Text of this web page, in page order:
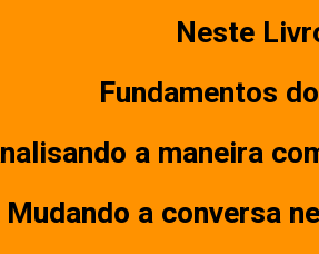
Neste
Fundamentos
a maneira
Mudando a conversa